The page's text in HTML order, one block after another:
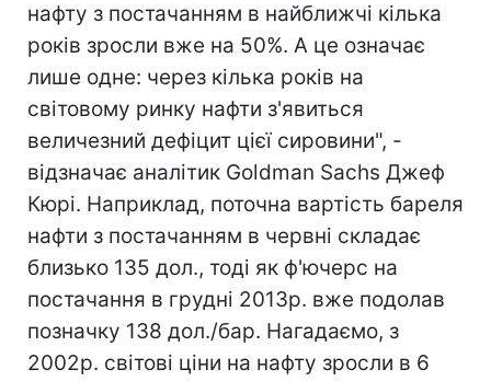
нафту з постачанням в найближчі кілька
років зросли вже на 50%. А це означає
лише одне: через кілька років на
світовому ринку нафти з'явиться
величезний дефіцит цієї сировини", -
відзначає аналітик Goldman Sachs Джеф
Кюрі. Наприклад, поточна вартість бареля
нафти з постачанням в червні складає
близько 135 дол., тоді як ф'ючерс на
постачання в грудні 2013р. вже подолав
позначку 138 дол./бар. Нагадаємо, з
2002р. світові ціни на нафту зросли в 6